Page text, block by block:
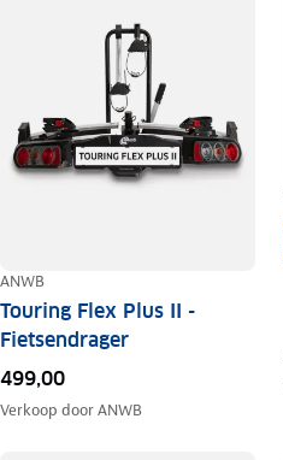
ANWB
Touring Flex Plus II -
Fietsendrager
499,00
Verkoop doorANWB